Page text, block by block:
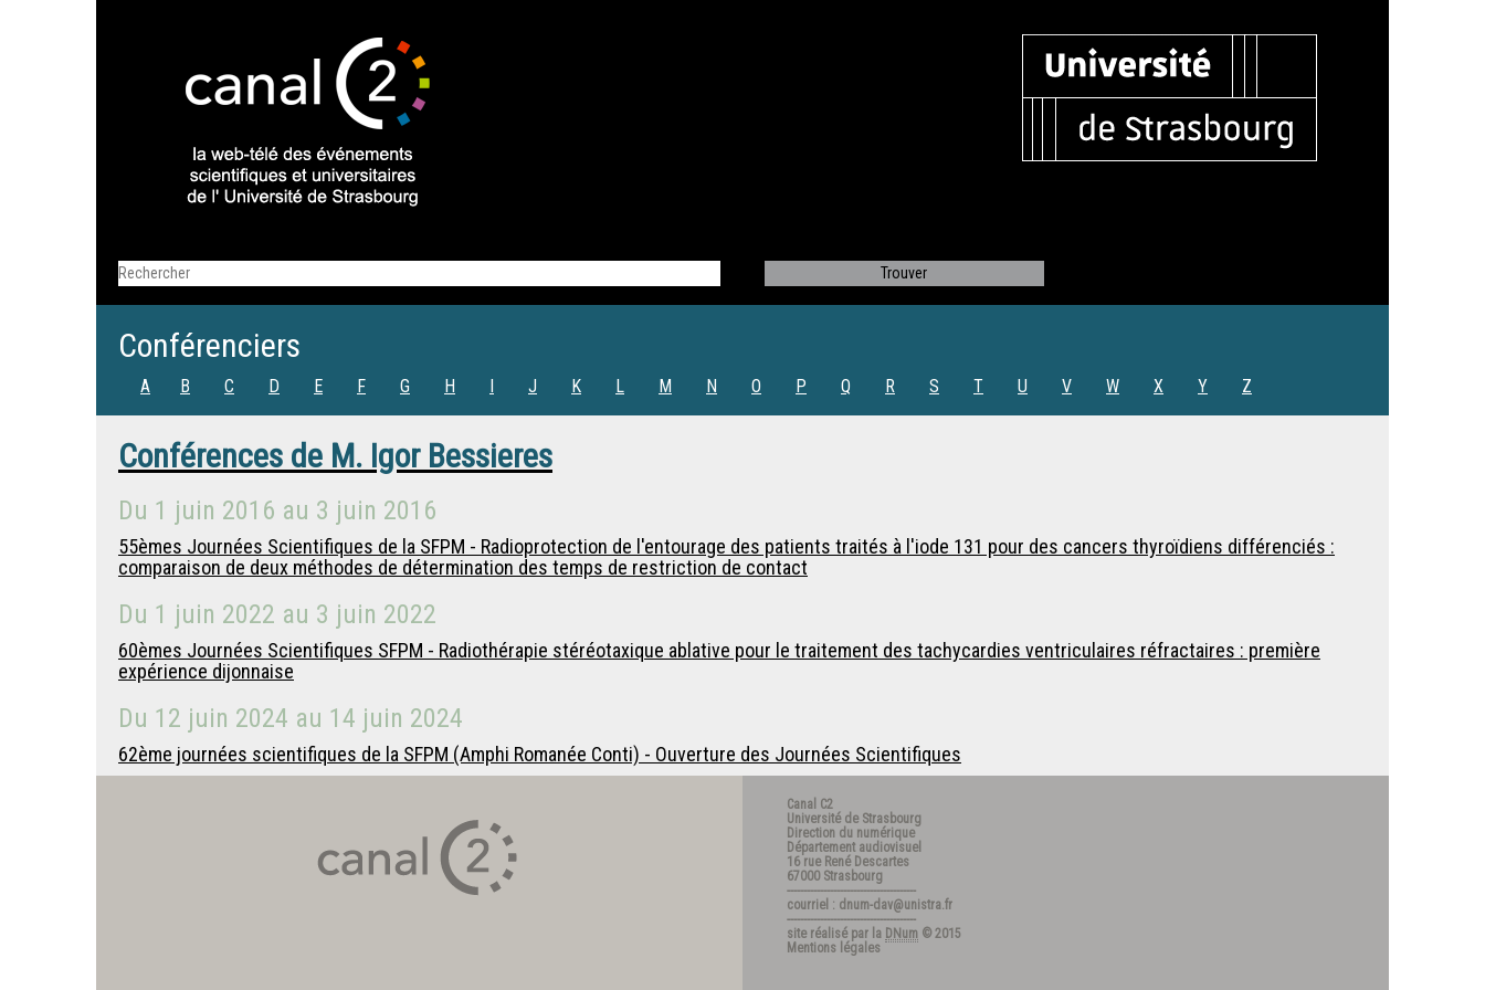
Conférenciers
A B C D E F G H I J K L M N O P Q R S T U V W X Y Z
Conférences de M. Igor Bessieres
Du 1 juin 2016 au 3 juin 2016
55èmes Journées Scientifiques de la SFPM - Radioprotection de l'entourage des patients traités à l'iode 131 pour des cancers thyroïdiens différenciés :
comparaison de deux méthodes de détermination des temps de restriction de contact
Du 1 juin 2022 au 3 juin 2022
60èmes Journées Scientifiques SFPM - Radiothérapie stéréotaxique ablative pour le traitement des tachycardies ventriculaires réfractaires : première
expérience dijonnaise
Du 12 juin 2024 au 14 juin 2024
62ème journées scientifiques de la SFPM (Amphi Romanée Conti) - Ouverture des Journées Scientifiques
Canal C2
Université de Strasbourg
Direction du numérique
Département audiovisuel
16 rue René Descartes
67000 Strasbourg
---------------------------------------
courriel : dnum-dav@unistra.fr
---------------------------------------
site réalisé par la DNum © 2015
Mentions légales